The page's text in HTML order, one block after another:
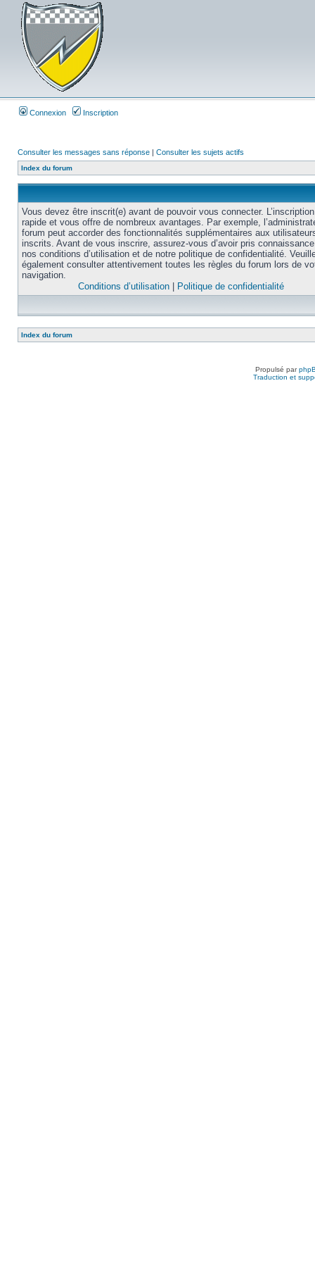
Connexion Inscription
Consulter les messages sans réponse | Consulter les sujets actifs
Index du forum
Vous devez être inscrit(e) avant de pouvoir vous connecter.
rapide et vous offre de nombreux avantages. Par exemple,
forum peut accorder des fonctionnalités supplémentaires aux
inscrits. Avant de vous inscrire, assurez-vous d’avoir pris
nos conditions d’utilisation et de notre politique de confidentialité.
également consulter attentivement toutes les règles du forum lors de
navigation.
Conditions d’utilisation
Politique de confidentialité
Index du forum
Propulsé par
Traduction et